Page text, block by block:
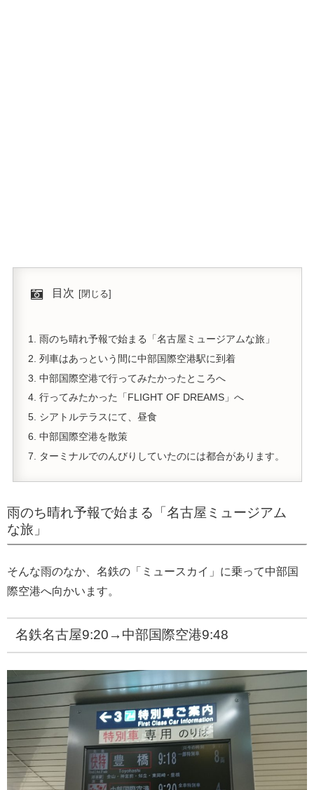
目次
雨のち晴れ予報で始まる「名古屋ミュージアムな旅」
列車はあっという間に中部国際空港駅に到着
中部国際空港で行ってみたかったところへ
行ってみたかった「FLIGHT OF DREAMS」へ
シアトルテラスにて、昼食
中部国際空港を散策
ターミナルでのんびりしていたのには都合があります。
雨のち晴れ予報で始まる「名古屋ミュージアム
な旅」
そんな雨のなか、名鉄の「ミュースカイ」に乗って中部国
際空港へ向かいます。
名鉄名古屋9:20→中部国際空港9:48